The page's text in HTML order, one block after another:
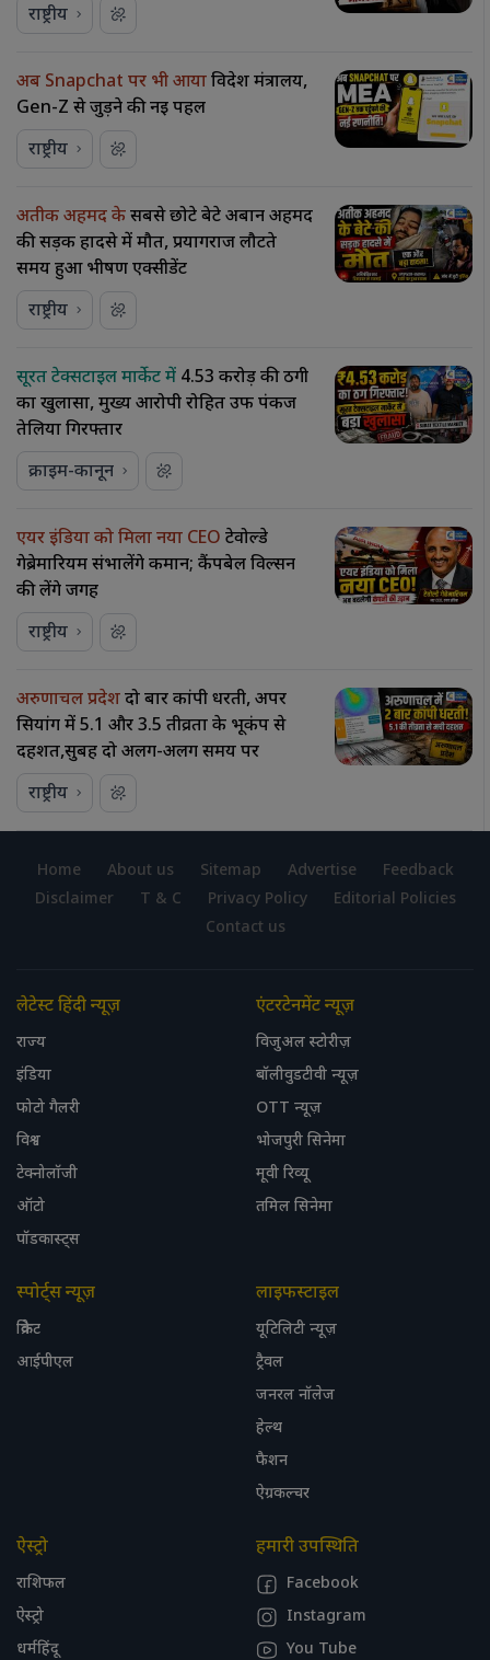
राष्ट्रीय
अब Snapchat पर भी आयाविदेश मंत्रालय,
Gen-Z से जुड़ने की नई पहल
राष्ट्रीय
अतीक अहमद केसबसे छोटे बेटे अबान अहमद
की सड़क हादसे में मौत, प्रयागराज लौटते
समय हुआ भीषण एक्सीडेंट
राष्ट्रीय
सूरत टेक्सटाइल मार्केट में ₹4.53 करोड़ की ठगी
का खुलासा, मुख्य आरोपी रोहित उर्फ पंकज
तेलिया गिरफ्तार
क्राइम-कानून
एयर इंडिया को मिला नया CEO टेवोल्डे
गेब्रेमारियम संभालेंगे कमान; कैंपबेल विल्सन
की लेंगे जगह
राष्ट्रीय
अरुणाचल प्रदेशदो बार कांपी धरती, अपर
सियांग में 5.1 और 3.5 तीव्रता के भूकंप से
दहशत,सुबह दो अलग-अलग समय पर
राष्ट्रीय
Home About us Sitemap Advertise
Feedback
Disclaimer
T & C Privacy Policy
Editorial Policies
Contact us
लेटेस्ट हिंदी न्यूज़
राज्य
इंडिया
फोटो गैलरी
विश्व
टेक्नोलॉजी
ऑटो
पॉडकास्ट्स
एंटरटेनमेंट न्यूज़
विजुअल स्टोरीज़
बॉलीवुडटीवी न्यूज़
OTT न्यूज़
भोजपुरी सिनेमा
मूवी रिव्यू
तमिल सिनेमा
स्पोर्ट्स न्यूज़
क्रिकेट
आईपीएल
लाइफस्टाइल
यूटिलिटी न्यूज़
ट्रैवल
जनरल नॉलेज
हेल्थ
फैशन
ऐग्रकल्चर
ऐस्ट्रो
राशिफल
ऐस्ट्रो
धर्महिंदू
हमारी उपस्थिति
Facebook
Instagram
You Tube